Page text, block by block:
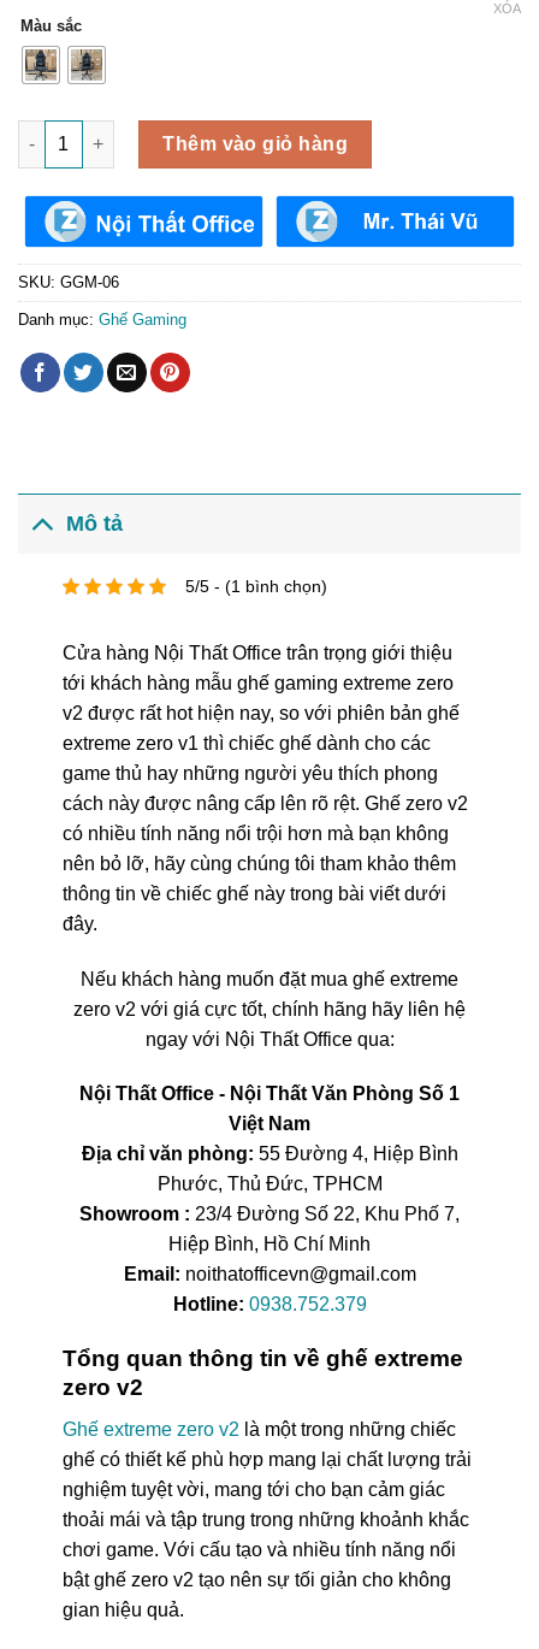
Màu sắc
XÓA
Ghế EXTREME Zero V2 Cao Cấp GGM-06 số lượng
Thêm vào giỏ hàng
SKU: GGM-06
Danh mục: Ghế Gaming
Mô tả
5/5 - (1 bình chọn)
Cửa hàng Nội Thất Office trân trọng giới thiệu
tới khách hàng mẫu ghế gaming extreme zero
v2 được rất hot hiện nay, so với phiên bản ghế
extreme zero v1 thì chiếc ghế dành cho các
game thủ hay những người yêu thích phong
cách này được nâng cấp lên rõ rệt. Ghế zero v2
có nhiều tính năng nổi trội hơn mà bạn không
nên bỏ lỡ, hãy cùng chúng tôi tham khảo thêm
thông tin về chiếc ghế này trong bài viết dưới
đây.
Nếu khách hàng muốn đặt mua ghế extreme
zero v2 với giá cực tốt, chính hãng hãy liên hệ
ngay với Nội Thất Office qua:
Nội Thất Office - Nội Thất Văn Phòng Số 1
Việt Nam
Địa chỉ văn phòng: 55 Đường 4, Hiệp Bình
Phước, Thủ Đức, TPHCM
Showroom : 23/4 Đường Số 22, Khu Phố 7,
Hiệp Bình, Hồ Chí Minh
Email: noithatofficevn@gmail.com
Hotline: 0938.752.379
Tổng quan thông tin về ghế extreme
zero v2
Ghế extreme zero v2 là một trong những chiếc
ghế có thiết kế phù hợp mang lại chất lượng trải
nghiệm tuyệt vời, mang tới cho bạn cảm giác
thoải mái và tập trung trong những khoảnh khắc
chơi game. Với cấu tạo và nhiều tính năng nổi
bật ghế zero v2 tạo nên sự tối giản cho không
gian hiệu quả.